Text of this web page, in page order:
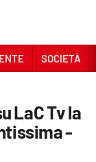
SOCIETÀ
LaC Tv la
-